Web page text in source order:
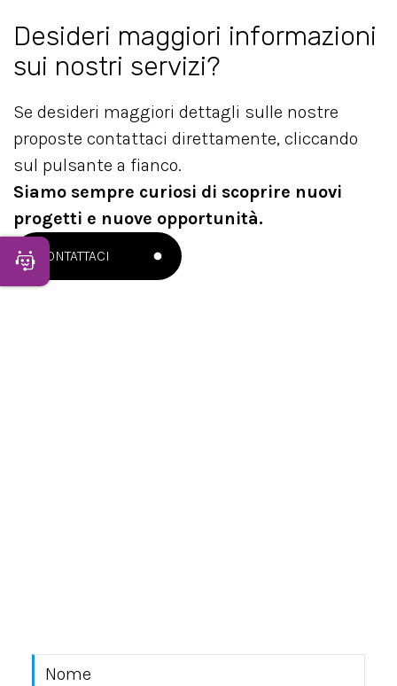
Desideri maggiori informazioni
sui nostri servizi?
Se desideri maggiori dettagli sulle nostre
proposte contattaci direttamente, cliccando
sul pulsante a fianco.
Siamo sempre curiosi di scoprire nuovi
progetti e nuove opportunità.
CONTATTACI
Apri Chatbot